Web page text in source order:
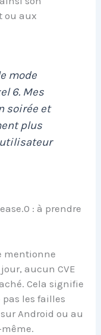
ou aux
mode
6. Mes
soirée et
plus
: à prendre
mentionne
jour, aucun CVE
Cela signifie
pas les failles
Android ou au